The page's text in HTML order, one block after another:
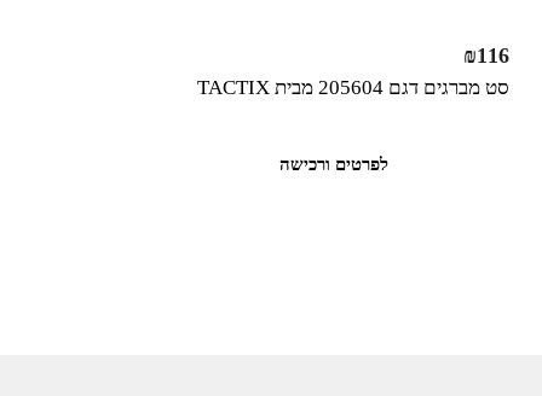
סט מברגים דגם 205604 מבית TACTIX
₪116
לפרטים ורכישה